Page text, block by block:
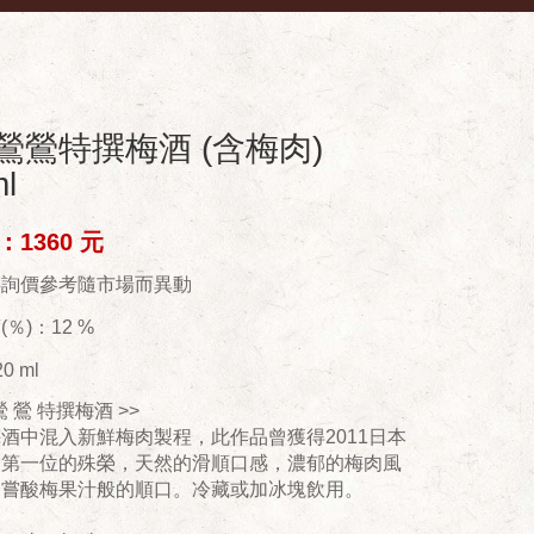
鶯特撰梅酒 (含梅肉)
1360 元
價參考隨市場而異動
％)：12 %
ml
鶯 特撰梅酒 >>
中混入新鮮梅肉製程，此作品曾獲得2011日本
一位的殊榮，天然的滑順口感，濃郁的梅肉風
酸梅果汁般的順口。冷藏或加冰塊飲用。